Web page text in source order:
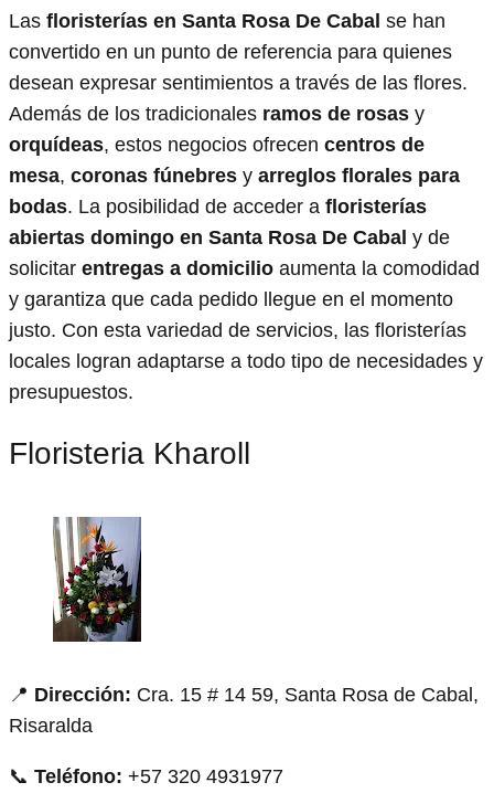
Las floristerías en Santa Rosa De Cabal se han
convertido en un punto de referencia para quienes
desean expresar sentimientos a través de las flores.
Además de los tradicionales ramos de rosas y
orquídeas, estos negocios ofrecen centros de
mesa, coronas fúnebres y arreglos florales para
bodas. La posibilidad de acceder a floristerías
abiertas domingo en Santa Rosa De Cabal y de
solicitar entregas a domicilio aumenta la comodidad
y garantiza que cada pedido llegue en el momento
justo. Con esta variedad de servicios, las floristerías
locales logran adaptarse a todo tipo de necesidades y
presupuestos.
Floristeria Kharoll
📍 Dirección: Cra. 15 # 14 59, Santa Rosa de Cabal,
Risaralda
📞 Teléfono: +57 320 4931977